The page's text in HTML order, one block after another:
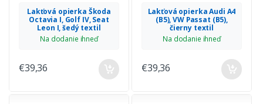
Lakťová opierka Škoda
Octavia I, Golf IV, Seat
Leon I, šedý textil
Na dodanie ihneď
€39,36
Lakťová opierka Audi A4
(B5), VW Passat (B5),
čierny textil
Na dodanie ihneď
€39,36